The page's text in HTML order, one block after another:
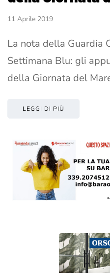
11 Aprile 2019
La nota della Guardia
Settimana Blu: gli
della Giornata del
LEGGI DI PIÙ